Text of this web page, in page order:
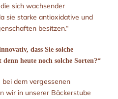
sich wachsender
sie starke antioxidative und
besitzen.“
dass Sie solche
heute noch solche Sorten?“
bei dem vergessenen
wir in unserer Bäckerstube